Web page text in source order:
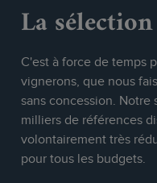
La
C'est à force de temps
vignerons, que nous
sans concession.
milliers de références
volontairement très
pour tous les budgets.